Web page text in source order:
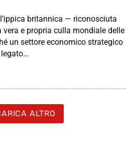
britannica — riconosciuta
e propria culla mondiale delle
un settore economico strategico
ALTRO